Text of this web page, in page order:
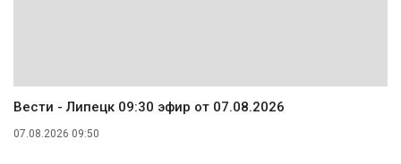
Вести - Липецк 09:30 эфир от 07.08.2026
07.08.2026 09:50